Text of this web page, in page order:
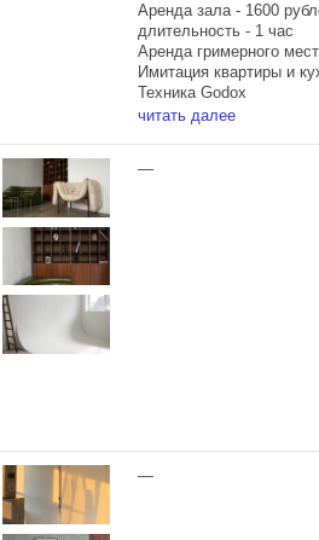
Аренда зала - 1600
длительность - 1 час
Аренда гримерного
Имитация квартиры и
Техника Godox
Постоянный свет в
Система умного дома
читать далее
—
—